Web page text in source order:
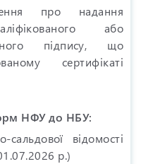
про надання
або
підпису, що
сертифікаті
НФУ до НБУ:
відомості
р.)